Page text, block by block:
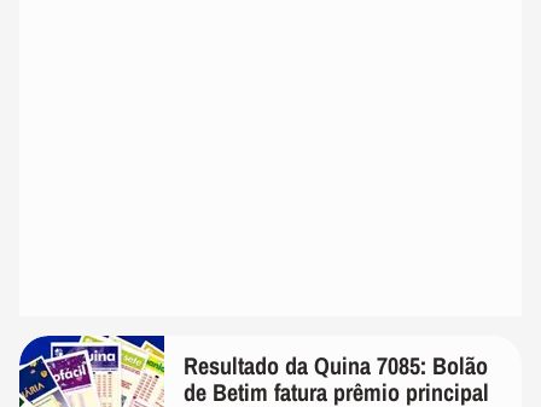
Resultado da Quina 7085: Bolão
de Betim fatura prêmio principal